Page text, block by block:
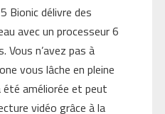
Bionic délivre des
avec un processeur 6
n’avez pas à
vous lâche en pleine
été améliorée et peut
vidéo grâce à la